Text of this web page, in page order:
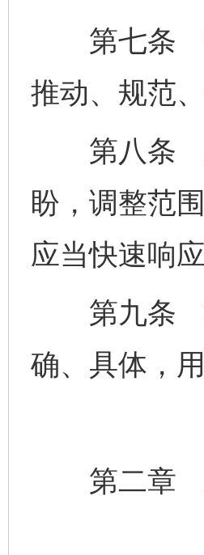
第七条 制
推动、规范
第八条 对
盼，调整范
应当快速响
第九条 行
确、具体，
第二章